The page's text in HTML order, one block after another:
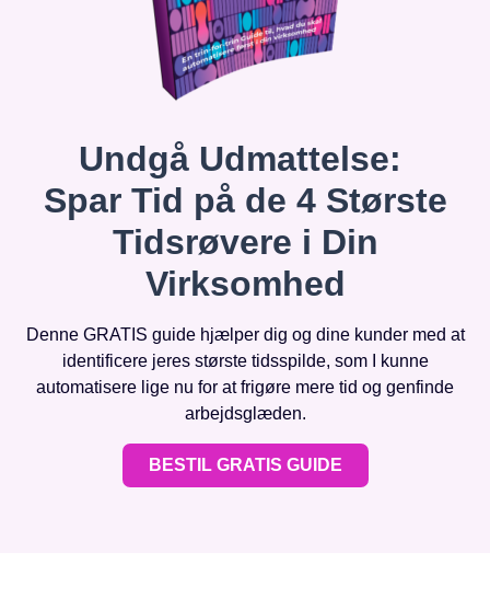
Undgå Udmattelse:
Spar Tid på de 4 Største
Tidsrøvere i Din
Virksomhed
Denne GRATIS guide hjælper dig og dine kunder med at
identificere jeres største tidsspilde, som I kunne
automatisere lige nu for at frigøre mere tid og genfinde
arbejdsglæden.
BESTIL GRATIS GUIDE